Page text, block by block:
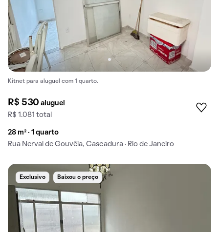
Kitnet para aluguel com 1 quarto.
R$ 530aluguel
R$ 1.081 total
28 m² · 1 quarto
Rua Nerval de Gouvêia, Cascadura · Rio de Janeiro
Exclusivo Baixou o preço